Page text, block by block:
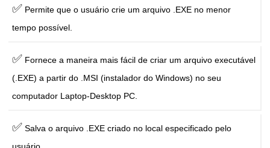
✅ Permite que o usuário crie um arquivo .EXE no menor
tempo possível.
✅ Fornece a maneira mais fácil de criar um arquivo executável
(.EXE) a partir do .MSI (instalador do Windows) no seu
computador Laptop-Desktop PC.
✅ Salva o arquivo .EXE criado no local especificado pelo